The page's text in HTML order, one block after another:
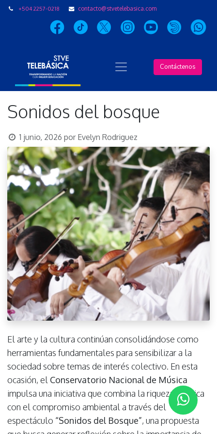
+504 2257-0218 contacto@stvetelebasica.com
Contáctenos
Sonidos del bosque
1 junio, 2026 por Evelyn Rodriguez
El arte y la cultura continúan consolidándose como
herramientas fundamentales para sensibilizar a la
sociedad sobre temas de interés colectivo. En esta
ocasión, el Conservatorio Nacional de Música
impulsa una iniciativa que combina la riqueza artística
con el compromiso ambiental a través del
espectáculo “Sonidos del Bosque”, una propuesta